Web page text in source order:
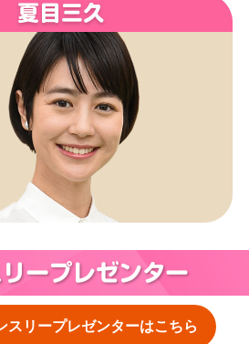
スリープレゼンターはこちら